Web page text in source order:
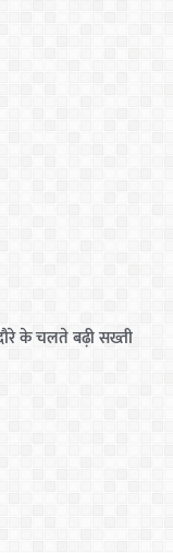
के चलते बढ़ी सख्ती